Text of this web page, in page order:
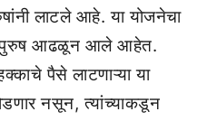
लाटले आहे. या योजनेचा
पुरुष आढळून आले आहेत.
पैसे लाटणाऱ्या या
नसून, त्यांच्याकडून